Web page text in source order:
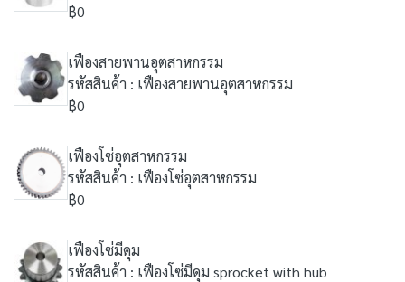
฿0
เฟืองสายพานอุตสาหกรรม
รหัสสินค้า : เฟืองสายพานอุตสาหกรรม
฿0
เฟืองโซ่อุตสาหกรรม
รหัสสินค้า : เฟืองโซ่อุตสาหกรรม
฿0
เฟืองโซ่มีดุม
รหัสสินค้า : เฟืองโซ่มีดุม sprocket with hub